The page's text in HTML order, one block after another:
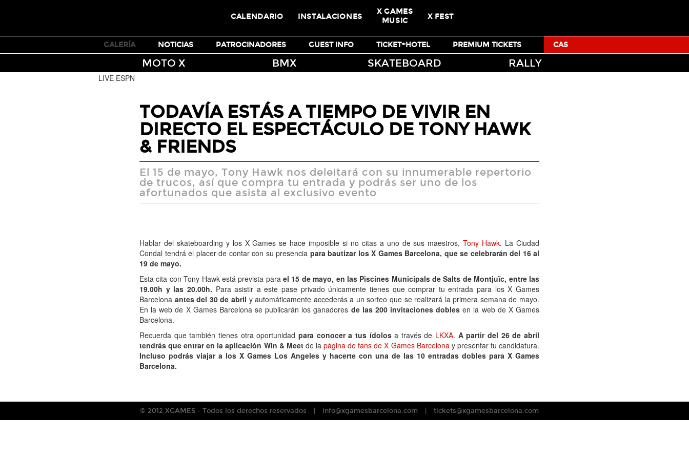
TICKETS
GALERÍA NOTICIAS PATROCINADORES GUEST INFO TICKET+HOTEL PREMIUM TICKETS CAS
CALENDARIO INSTALACIONES
X GAMES
MUSIC
X FEST
MOTO X BMX SKATEBOARD RALLY
LIVE ESPN
TODAVÍA ESTÁS A TIEMPO DE VIVIR EN
DIRECTO EL ESPECTÁCULO DE TONY HAWK
& FRIENDS
El 15 de mayo, Tony Hawk nos deleitará con su innumerable repertorio
de trucos, así que compra tu entrada y podrás ser uno de los
afortunados que asista al exclusivo evento
Hablar del skateboarding y los X Games se hace imposible si no citas a uno de sus maestros,Tony Hawk. La Ciudad
Condal tendrá el placer de contar con su presencia para bautizar los X Games Barcelona, que se celebrarán del 16 al
19 de mayo.
Esta cita con Tony Hawk está prevista parael 15 de mayo, en las Piscines Municipals de Salts de Montjuïc, entre las
19.00h y las 20.00h. Para asistir a este pase privado únicamente tienes que comprar tu entrada para los X Games
Barcelona antes del 30 de abril y automáticamente accederás a un sorteo que se realizará la primera semana de mayo.
En la web de X Games Barcelona se publicarán los ganadores de las 200 invitaciones dobles en la web de X Games
Barcelona.
Recuerda que también tienes otra oportunidad para conocer a tus ídolosa través de LKXA. A partir del 26 de abril
tendrás que entrar en la aplicación Win & Meetde lapágina de fans de X Games Barcelonay presentar tu candidatura.
Incluso podrás viajar a los X Games Los Angeles y hacerte con una de las 10 entradas dobles para X Games
Barcelona.
© 2012 XGAMES - Todos los derechos reservados info@xgamesbarcelona.com tickets@xgamesbarcelona.com